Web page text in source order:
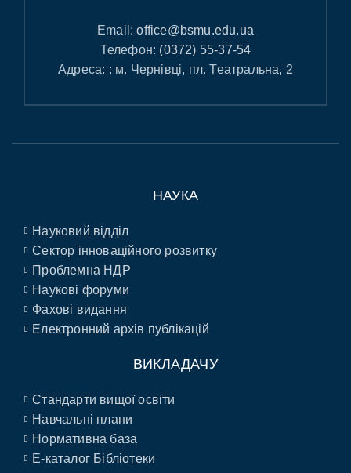
Email:office@bsmu.edu.ua
Телефон: (0372) 55-37-54
Адреса: : м. Чернівці, пл. Театральна, 2
НАУКА
Науковий відділ
Сектор інноваційного розвитку
Проблемна НДР
Наукові форуми
Фахові видання
Електронний архів публікацій
ВИКЛАДАЧУ
Стандарти вищої освіти
Навчальні плани
Нормативна база
E-каталог Бібліотеки